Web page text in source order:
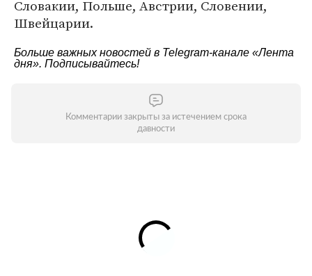
Словакии, Польше, Австрии, Словении,
Швейцарии.
Больше важных новостей в Telegram-канале «Лента
дня». Подписывайтесь!
Комментарии закрыты за истечением срока
давности